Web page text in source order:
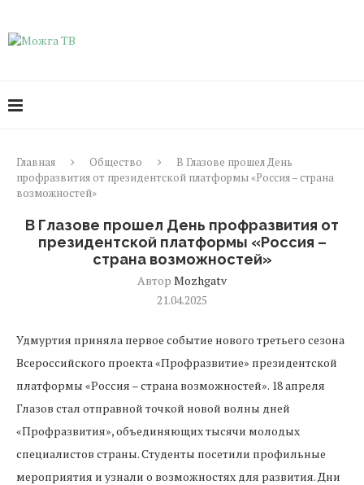
Главная Общество
В Глазове прошел День
профразвития от президентской платформы «Россия – страна
возможностей»
В Глазове прошел День профразвития от
президентской платформы «Россия –
страна возможностей»
Автор Mozhgatv
21.04.2025
Удмуртия приняла первое событие нового третьего сезона
Всероссийского проекта «Профразвитие» президентской
платформы «Россия – страна возможностей». 18 апреля
Глазов стал отправной точкой новой волны дней
«Профразвития», объединяющих тысячи молодых
специалистов страны. Студенты посетили профильные
мероприятия и узнали о возможностях для развития. Дни